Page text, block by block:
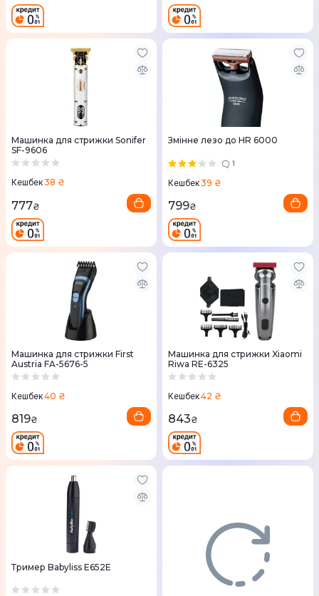
Машинка для стрижки Sonifer
SF-9606
Кешбек38 ₴
777₴
Змінне лезо до HR 6000
1
Кешбек39 ₴
799₴
Машинка для стрижки First
Austria FA-5676-5
Кешбек40 ₴
819₴
Машинка для стрижки Xiaomi
Riwa RE-6325
Кешбек42 ₴
843₴
Тример Babyliss E652E